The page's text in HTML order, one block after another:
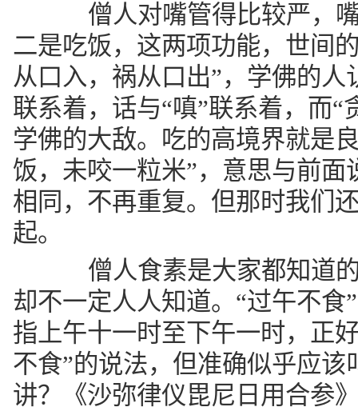
僧人对嘴管得比较严，嘴
二是吃饭，这两项功能，世间
从口入，祸从口出”，学佛的人
联系着，话与“嗔”联系着，而“
学佛的大敌。吃的高境界就是
饭，未咬一粒米”，意思与前面
相同，不再重复。但那时我们
起。
僧人食素是大家都知道的
却不一定人人知道。“过午不食
指上午十一时至下午一时，正
不食”的说法，但准确似乎应该
讲？《沙弥律仪毘尼日用合参